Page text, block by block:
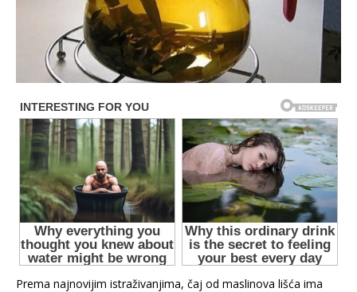
Prema najnovijim istraživanjima, čaj od maslinova lišća ima